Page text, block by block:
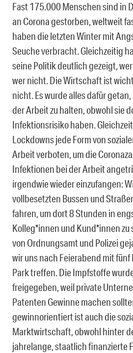
Fast 175.000 Menschen sind in
an Corona gestorben, weltweit
haben die letzten Winter mit
Seuche verbracht. Gleichzeitig
seine Politik deutlich gezeigt,
wer nicht. Die Wirtschaft ist
nicht. Es wurde alles dafür
der Arbeit zu halten, obwohl sie
Infektionsrisiko haben.
Lockdowns jede Form von
Arbeit verboten, um die
Infektionen bei der Arbeit
irgendwie wieder einzufangen:
vollbesetzten Bussen und
fahren, um dort 8 Stunden in
Kolleg*innen und Kund*innen zu
von Ordnungsamt und Polizei
wir uns nach Feierabend mit
Park treffen. Die Impfstoffe
freigegeben, weil private
Patenten Gewinne machen
gewinnorientiert ist auch die
Marktwirtschaft, obwohl hinter
jahrelange, staatlich finanzierte